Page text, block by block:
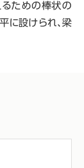
ための棒状の
に設けられ、梁